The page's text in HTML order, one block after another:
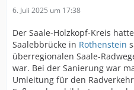
6. Juli 2025 um 17:38
Der Saale-Holzkopf-Kreis
Saalebbrücke in Rothenstein
überregionalen Saale-
war. Bei der Sanierung war
Umleitung für den